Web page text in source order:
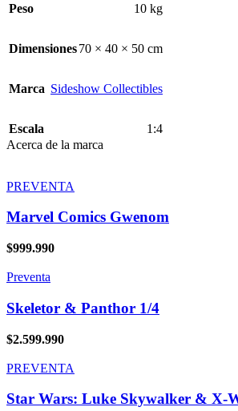
Peso 10 kg
Dimensiones70 × 40 × 50 cm
Marca Sideshow Collectibles
Escala
1:4
Acerca de la marca
PREVENTA
Marvel Comics Gwenom
$999.990
Preventa
Skeletor & Panthor 1/4
$2.599.990
PREVENTA
Star Wars: Luke Skywalker & X-